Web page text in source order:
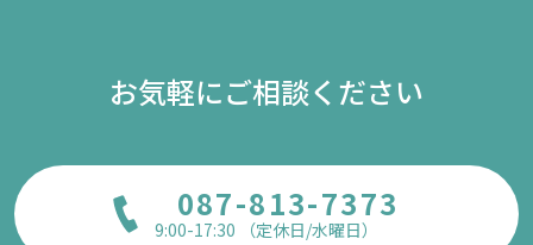
お気軽にご相談ください
087-813-7373
9:00-17:30 （定休日/水曜日）